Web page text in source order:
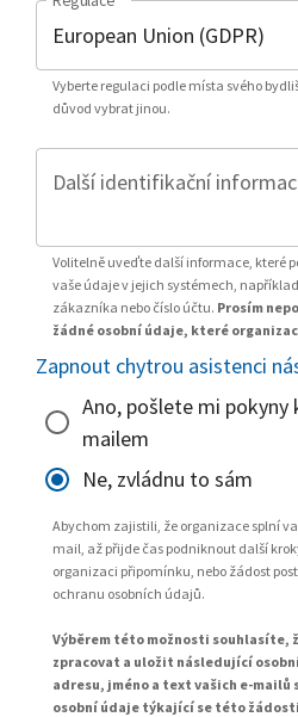
Vyberte regulaci podle místa svého
důvod vybrat jinou.
Další identifikační
Volitelně uveďte další informace, které
vaše údaje v jejich systémech,
zákazníka nebo číslo účtu. Prosím
žádné osobní údaje, které
Zapnout chytrou asistenci
Ano, pošlete mi
mailem
Ne, zvládnu to sám
Abychom zajistili, že organizace splní
mail, až přijde čas podniknout další
organizaci připomínku, nebo žádost
ochranu osobních údajů.
Výběrem této možnosti souhlasíte,
zpracovat a uložit následující
adresu, jméno a text vašich e-mailů
osobní údaje týkající se této žádosti